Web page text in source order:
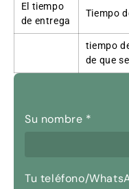
El tiempo
de entrega
Tiempo
tiempo
de que
Su nombre *
Tu teléfono/